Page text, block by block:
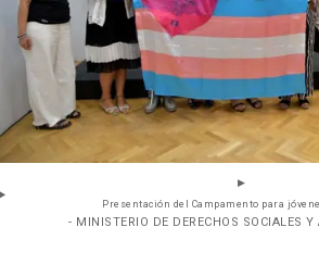
Presentación del Campamento para
- MINISTERIO DE DERECHOS SOCIALES